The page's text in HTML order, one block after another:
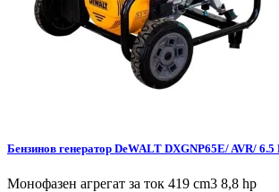
Бензинов генератор DeWALT DXGNP65E/ AVR/
Монофазен агрегат за ток 419 cm3 8,8 hp